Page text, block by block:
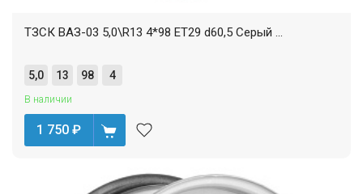
ТЗСК ВАЗ-03 5,0\R13 4*98 ET29 d60,5 Серый ...
5,0 13 98 4
В наличии
1 750 ₽